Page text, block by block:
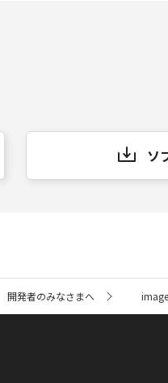
ソ
開発者のみなさまへ